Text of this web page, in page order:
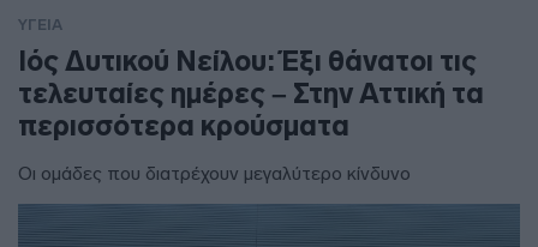
ΥΓΕΙΑ
Ιός Δυτικού Νείλου: Έξι θάνατοι τις
τελευταίες ημέρες – Στην Αττική τα
περισσότερα κρούσματα
Οι ομάδες που διατρέχουν μεγαλύτερο κίνδυνο